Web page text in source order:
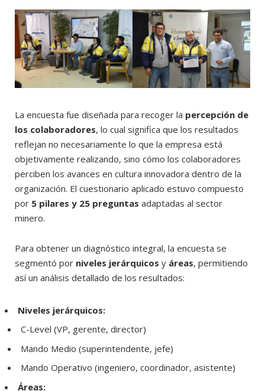
La encuesta fue diseñada para recoger la percepción de
los colaboradores, lo cual significa que los resultados
reflejan no necesariamente lo que la empresa está
objetivamente realizando, sino cómo los colaboradores
perciben los avances en cultura innovadora dentro de la
organización. El cuestionario aplicado estuvo compuesto
por 5 pilares y 25 preguntas adaptadas al sector
minero.
Para obtener un diagnóstico integral, la encuesta se
segmentó por niveles jerárquicos y áreas, permitiendo
así un análisis detallado de los resultados:
Niveles jerárquicos:
C-Level (VP, gerente, director)
Mando Medio (superintendente, jefe)
Mando Operativo (ingeniero, coordinador, asistente)
Áreas: